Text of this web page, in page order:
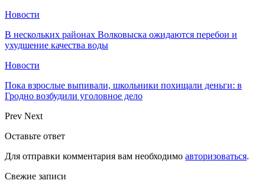
Новости
В нескольких районах Волковыска ожидаются перебои и
ухудшение качества воды
Новости
Пока взрослые выпивали, школьники похищали деньги: в
Гродно возбудили уголовное дело
Prev Next
Оставьте ответ
Для отправки комментария вам необходимо авторизоваться.
Свежие записи